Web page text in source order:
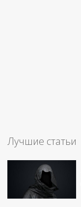
Лучшие статьи